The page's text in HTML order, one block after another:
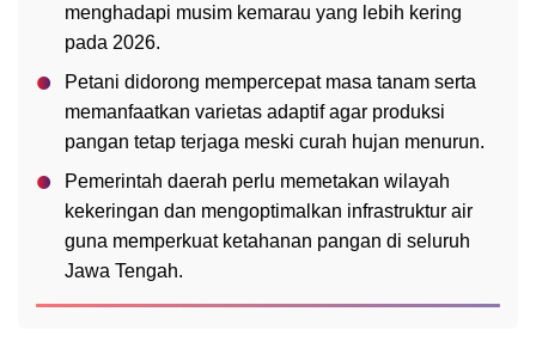
menghadapi musim kemarau yang lebih kering
pada 2026.
Petani didorong mempercepat masa tanam serta
memanfaatkan varietas adaptif agar produksi
pangan tetap terjaga meski curah hujan menurun.
Pemerintah daerah perlu memetakan wilayah
kekeringan dan mengoptimalkan infrastruktur air
guna memperkuat ketahanan pangan di seluruh
Jawa Tengah.